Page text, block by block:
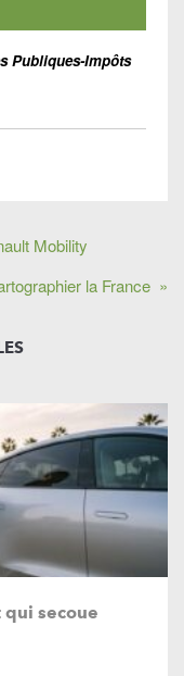
Publiques-Impôts
Mobility
la France »
secoue